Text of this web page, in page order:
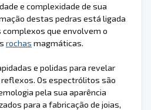
e complexidade de sua
destas pedras está ligada
que envolvem o
rochas magmáticas.
e polidas para revelar
Os espectrólitos são
pela sua aparência
para a fabricação de joias,